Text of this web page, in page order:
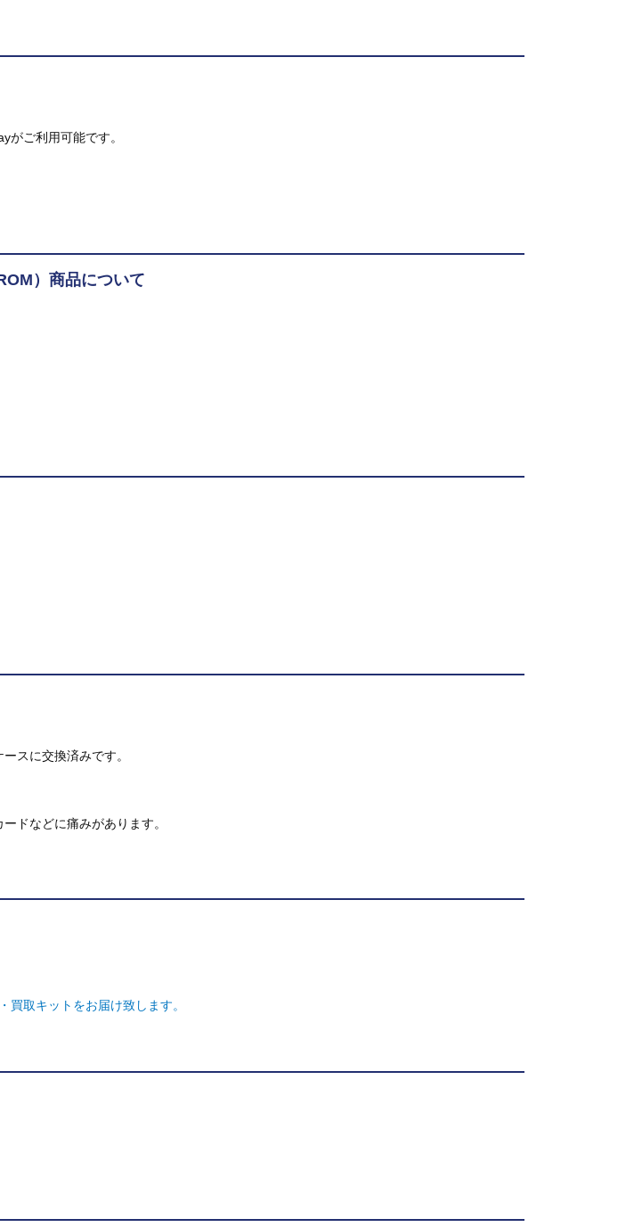
がご利用可能です。
）商品について
スに交換済みです。
ドなどに痛みがあります。
取キットをお届け致します。